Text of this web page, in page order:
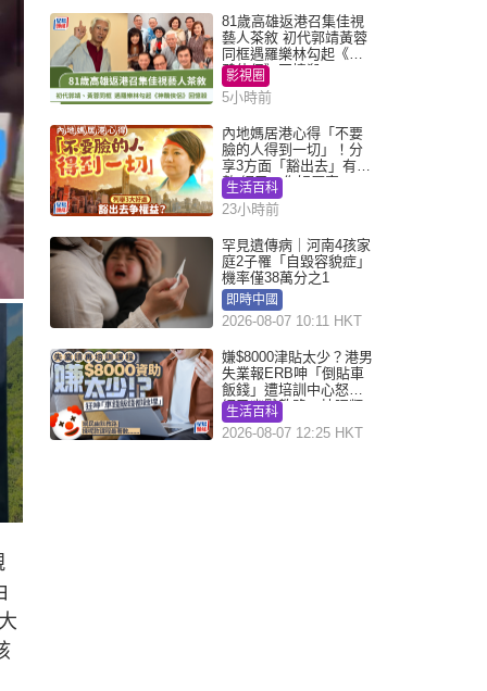
81歲高雄返港召集佳視
藝人茶敘 初代郭靖黃蓉
同框遇羅樂林勾起《神
鵰俠侶》回憶殺
影視圈
5小時前
內地媽居港心得「不要
臉的人得到一切」！分
享3方面「豁出去」有著
數 網民：你好厲害
生活百科
23小時前
罕見遺傳病｜河南4孩家
庭2子罹「自毀容貌症」
機率僅38萬分之1
即時中國
2026-08-07 10:11 HKT
嫌$8000津貼太少？港男
失業報ERB呻「倒貼車
飯錢」遭培訓中心怒轟
網民幽默教路：揀呢類
課程唔會蝕...
生活百科
2026-08-07 12:25 HKT